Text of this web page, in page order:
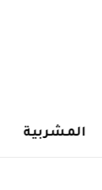
المشربية